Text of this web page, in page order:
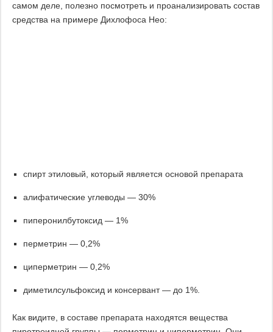
самом деле, полезно посмотреть и проанализировать состав
средства на примере Дихлофоса Нео:
спирт этиловый, который является основой препарата
алифатические углеводы — 30%
пиперонилбутоксид — 1%
перметрин — 0,2%
циперметрин — 0,2%
диметилсульфоксид и консервант — до 1%.
Как видите, в составе препарата находятся вещества